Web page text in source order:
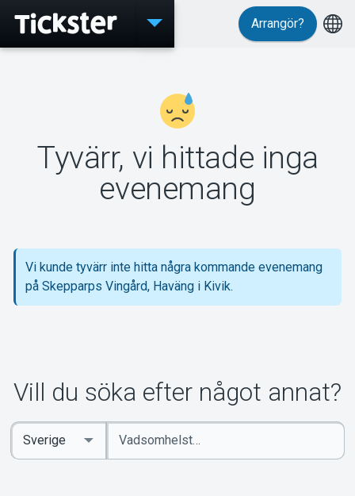
Evenemang
MyTickster
Support
Arrangör?
Tyvärr, vi hittade inga
evenemang
Vi kunde tyvärr inte hitta några kommande evenemang
på Skepparps Vingård, Haväng i Kivik.
Vill du söka efter något annat?
Ange
sökord
Select
Country